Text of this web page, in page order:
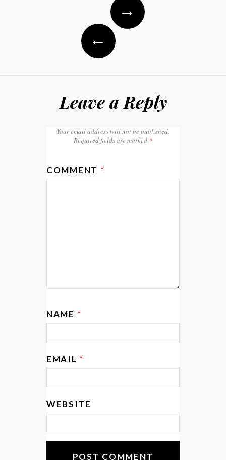
navigation
→
←
Leave a Reply
Your email address will not be published.
Required fields are marked *
COMMENT *
NAME *
EMAIL *
WEBSITE